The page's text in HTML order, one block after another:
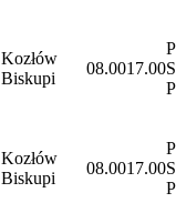
Kozłów
Biskupi
08.0017.00
Kozłów
Biskupi
08.0017.00